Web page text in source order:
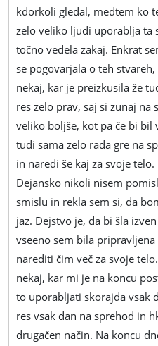
kdorkoli gledal, medtem ko
zelo veliko ljudi uporablja ta
točno vedela zakaj. Enkrat
se pogovarjala o teh
nekaj, kar je preizkusila že
res zelo prav, saj si zunaj na
veliko boljše, kot pa če bi bil
tudi sama zelo rada gre na
in naredi še kaj za svoje telo.
Dejansko nikoli nisem
smislu in rekla sem si, da
jaz. Dejstvo je, da bi šla
vseeno sem bila
narediti čim več za svoje
nekaj, kar mi je na koncu
to uporabljati skorajda vsak
res vsak dan na sprehod in
drugačen način. Na koncu